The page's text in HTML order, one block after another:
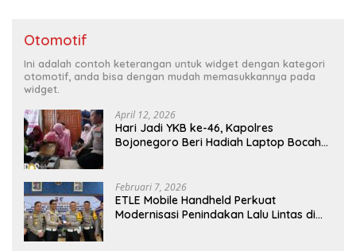
Otomotif
Ini adalah contoh keterangan untuk widget dengan kategori
otomotif, anda bisa dengan mudah memasukkannya pada
widget.
April 12, 2026
Hari Jadi YKB ke-46, Kapolres
Bojonegoro Beri Hadiah Laptop Bocah
Februari 7, 2026
ETLE Mobile Handheld Perkuat
Modernisasi Penindakan Lalu Lintas di